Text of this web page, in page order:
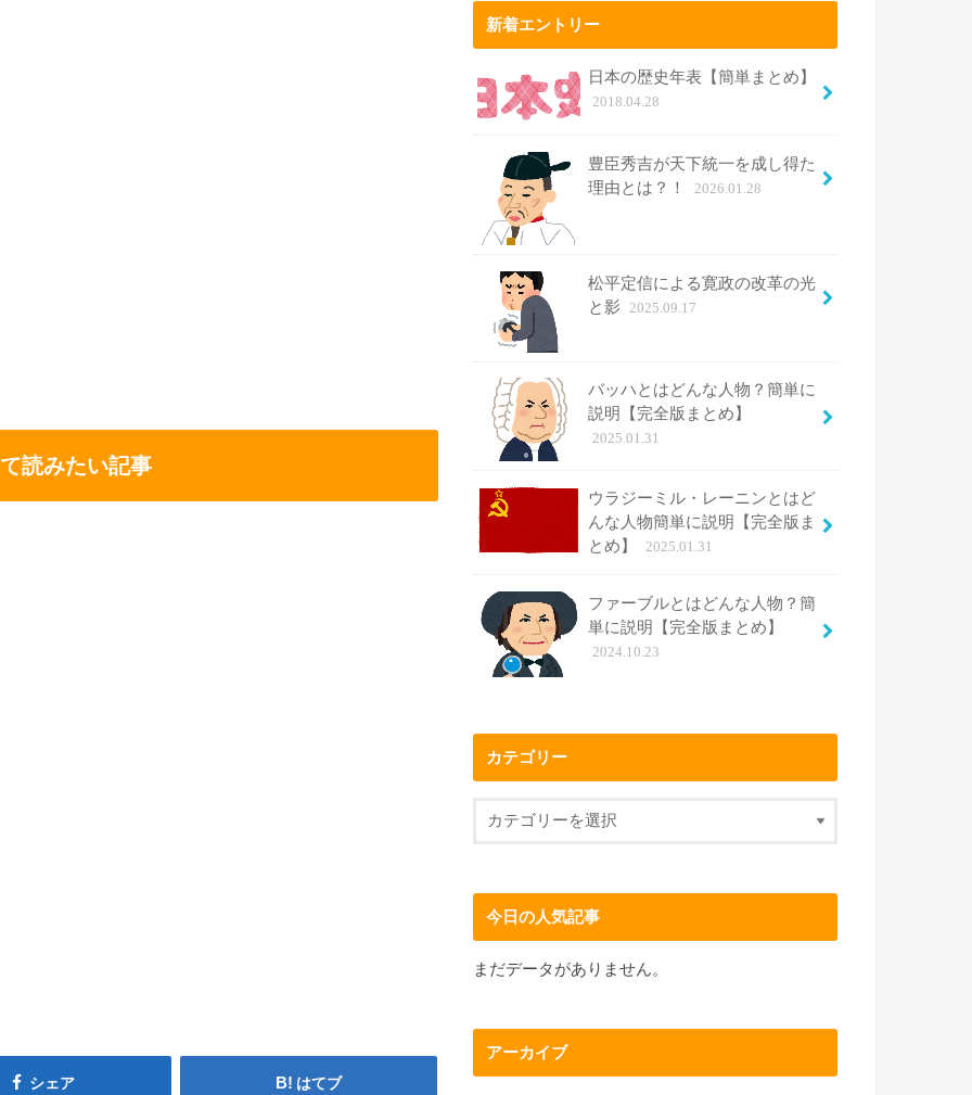
読みたい記事
シェア はてブ
新着エントリー
日本の歴史年表【簡単まとめ】
2018.04.28
豊臣秀吉が天下統一を成し得た
理由とは？！
2026.01.28
松平定信による寛政の改革の光
と影
2025.09.17
バッハとはどんな人物？簡単に
説明【完全版まとめ】
2025.01.31
ウラジーミル・レーニンとはど
んな人物簡単に説明【完全版ま
とめ】
2025.01.31
ファーブルとはどんな人物？簡
単に説明【完全版まとめ】
2024.10.23
カテゴリー
今日の人気記事
まだデータがありません。
アーカイブ